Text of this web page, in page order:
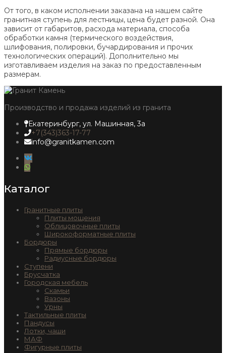
От того, в каком исполнении заказана на нашем сайте
гранитная ступень для лестницы, цена будет разной. Она
зависит от габаритов, расхода материала, способа
обработки камня (термического воздействия,
шлифования, полировки, бучардирования и прочих
технологических операций). Дополнительно мы
изготавливаем изделия на заказ по предоставленным
размерам.
Производство и продажа изделий из гранита
Екатеринбург, ул. Машинная, 3а
+7(343)363-17-77
info@granitkamen.com
Каталог
Гранитные плиты
Плиты мощения
Облицовочные плиты
Широкоформатные плиты
Бордюры
Прямые бордюры
Радиусные бордюры
Ступени
Брусчатка
Городская мебель
Скамьи
Вазоны
Урны
Тактильные плиты
Пандусы
Лотки, чаши
МАФ
Фигурные плиты